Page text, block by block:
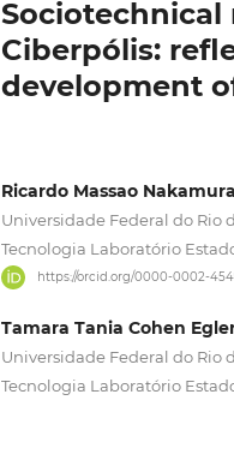
Ciberpólis:
development
Ricardo Massao
Universidade Federal do Rio
Tecnologia Laboratório
https://orcid.org/0000-0002-
Tamara Tania Cohen
Universidade Federal do Rio
Tecnologia Laboratório